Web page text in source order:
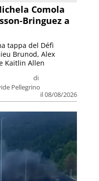
Comola
Bringuez a
di
Pellegrino
il 08/08/2026
tappa del Défì
Brunod, Alex
Kaitlin Allen